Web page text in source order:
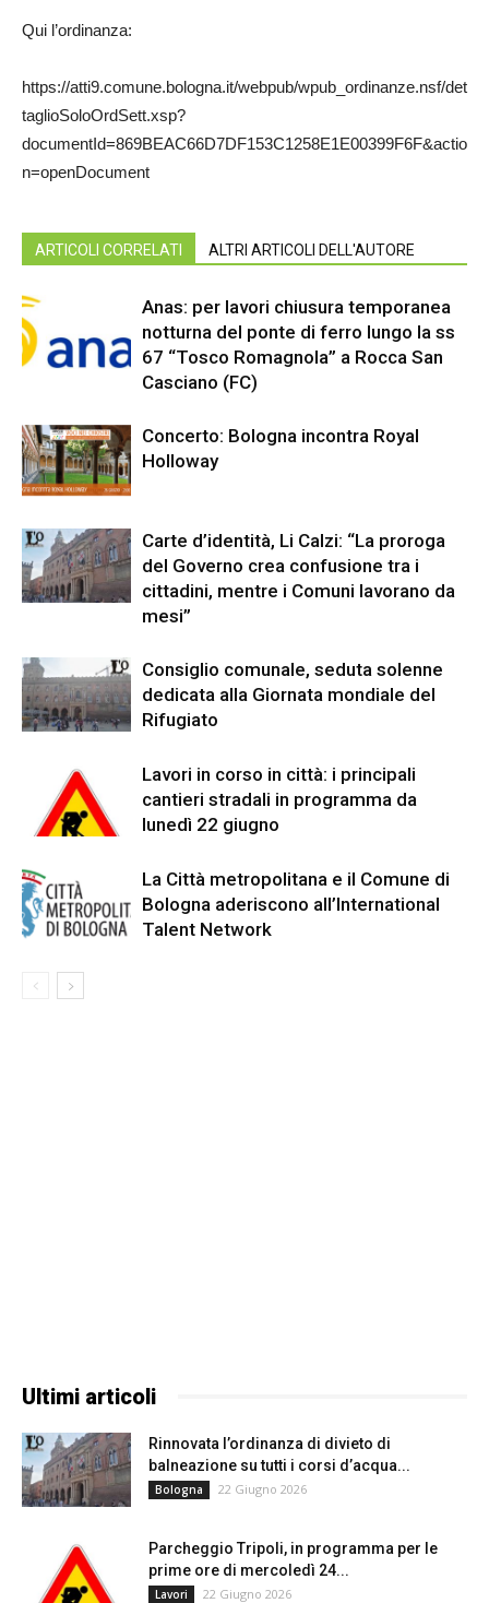
Qui l’ordinanza:
https://atti9.comune.bologna.it/webpub/wpub_ordinanze.nsf/det
taglioSoloOrdSett.xsp?
documentId=869BEAC66D7DF153C1258E1E00399F6F&actio
n=openDocument
ARTICOLI CORRELATI ALTRI ARTICOLI DELL'AUTORE
Anas: per lavori chiusura temporanea
notturna del ponte di ferro lungo la ss
67 “Tosco Romagnola” a Rocca San
Casciano (FC)
Concerto: Bologna incontra Royal
Holloway
Carte d’identità, Li Calzi: “La proroga
del Governo crea confusione tra i
cittadini, mentre i Comuni lavorano da
mesi”
Consiglio comunale, seduta solenne
dedicata alla Giornata mondiale del
Rifugiato
Lavori in corso in città: i principali
cantieri stradali in programma da
lunedì 22 giugno
La Città metropolitana e il Comune di
Bologna aderiscono all’International
Talent Network
Ultimi articoli
Rinnovata l’ordinanza di divieto di
balneazione su tutti i corsi d’acqua...
Bologna 22 Giugno 2026
Parcheggio Tripoli, in programma per le
prime ore di mercoledì 24...
Lavori 22 Giugno 2026